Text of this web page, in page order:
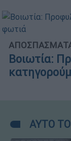
Βοιωτία:
ΑΥΤΟ